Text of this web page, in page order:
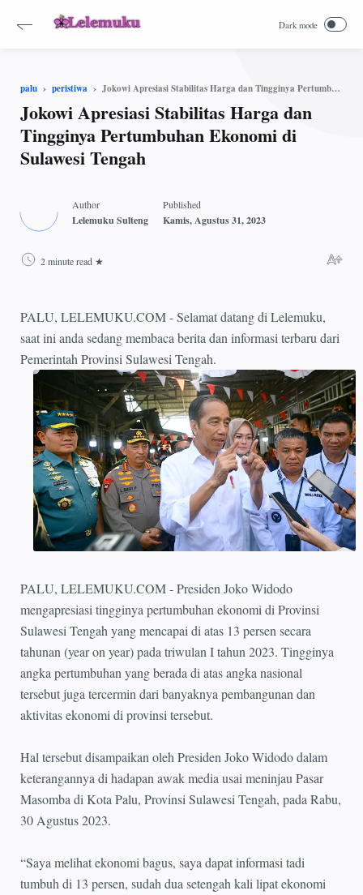
palu peristiwa Jokowi Apresiasi Stabilitas Harga dan Tingginya Pertumbuhan Ekonomi di Sulawesi Tengah
Jokowi Apresiasi Stabilitas Harga dan
Tingginya Pertumbuhan Ekonomi di
Sulawesi Tengah
2 minute read
PALU, LELEMUKU.COM - Selamat datang di Lelemuku,
saat ini anda sedang membaca berita dan informasi terbaru dari
Pemerintah Provinsi Sulawesi Tengah.
PALU, LELEMUKU.COM - Presiden Joko Widodo
mengapresiasi tingginya pertumbuhan ekonomi di Provinsi
Sulawesi Tengah yang mencapai di atas 13 persen secara
tahunan (year on year) pada triwulan I tahun 2023. Tingginya
angka pertumbuhan yang berada di atas angka nasional
tersebut juga tercermin dari banyaknya pembangunan dan
aktivitas ekonomi di provinsi tersebut.
Hal tersebut disampaikan oleh Presiden Joko Widodo dalam
keterangannya di hadapan awak media usai meninjau Pasar
Masomba di Kota Palu, Provinsi Sulawesi Tengah, pada Rabu,
30 Agustus 2023.
“Saya melihat ekonomi bagus, saya dapat informasi tadi
tumbuh di 13 persen, sudah dua setengah kali lipat ekonomi